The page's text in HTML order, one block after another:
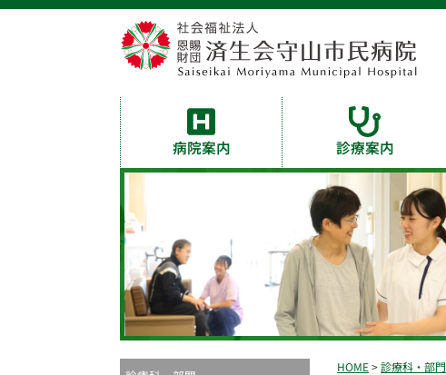
病院案内 診療案内
HOME>診療科・部門